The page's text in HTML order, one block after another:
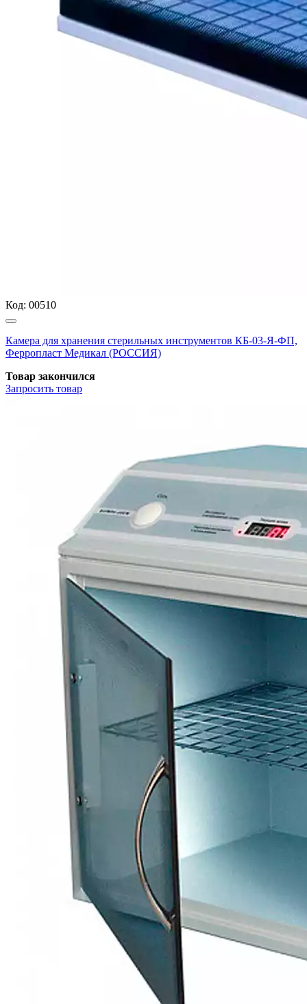
Код: 00510
Камера для хранения стерильных инструментов КБ-03-Я-ФП,
Ферропласт Медикал (РОССИЯ)
Товар закончился
Запросить товар